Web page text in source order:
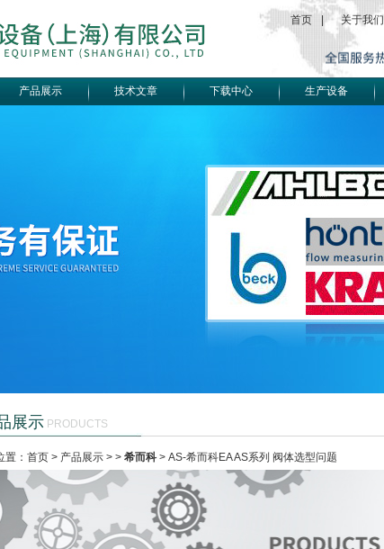
首页 关于我们
产品展示 技术文章 下载中心 生产设备
展示PRODUCTS
置：首页 > 产品展示> > 希而科> AS-希而科EA AS系列 阀体选型问题